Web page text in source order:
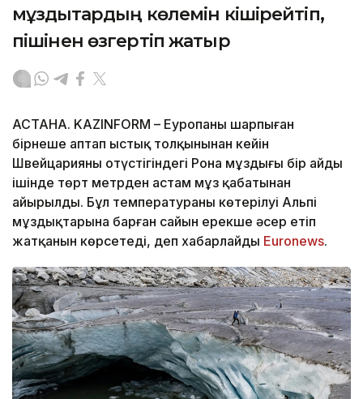
мұздықтардың көлемін кішірейтіп,
пішінен өзгертіп жатыр
АСТАНА. KAZINFORM – Еуропаны шарпыған
бірнеше аптап ыстық толқынынан кейін
Швейцарияның оңтүстігіндегі Рона мұздығы бір айдың
ішінде төрт метрден астам мұз қабатынан
айырылды. Бұл температураның көтерілуі Альпі
мұздықтарына барған сайын ерекше әсер етіп
жатқанын көрсетеді, деп хабарлайды Еuronews.